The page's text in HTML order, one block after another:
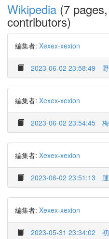
Wikipedia (7
contributors)
編集者: Xexex-xexion
2023-06-02 23:58:49
編集者: Xexex-xexion
2023-06-02 23:54:45
編集者: Xexex-xexion
2023-06-02 23:51:13
編集者: Xexex-xexion
2023-05-31 23:34:02